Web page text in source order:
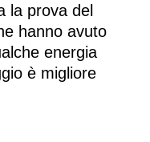
la prova del
hanno avuto
energia
è migliore